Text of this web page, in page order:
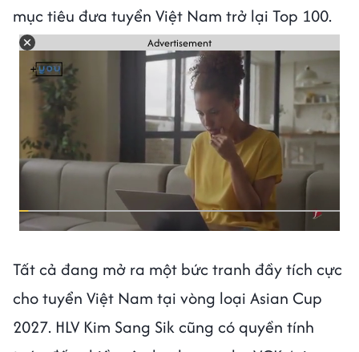
mục tiêu đưa tuyển Việt Nam trở lại Top 100.
Advertisement
Tất cả đang mở ra một bức tranh đầy tích cực
cho tuyển Việt Nam tại vòng loại Asian Cup
2027. HLV Kim Sang Sik cũng có quyền tính